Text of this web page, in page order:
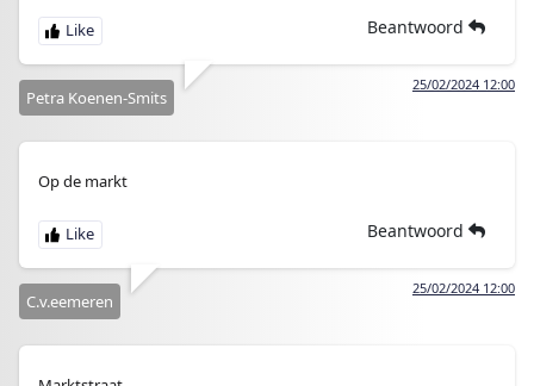
Beantwoord
25/02/2024 12:00
Petra Koenen-Smits
Op de markt
Beantwoord
25/02/2024 12:00
C.v.eemeren